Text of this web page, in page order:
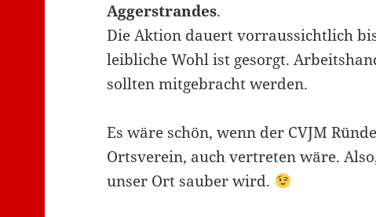
Aggerstrandes.
Die Aktion dauert vorraussichtlich
leibliche Wohl ist gesorgt.
sollten mitgebracht werden.
Es wäre schön, wenn der CVJM
Ortsverein, auch vertreten wäre.
unser Ort sauber wird.